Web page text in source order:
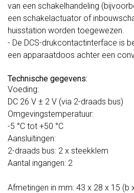
van een schakelhandeling
een schakelactuator of
huisstation worden toegewezen.
- De DCS-drukcontactinterface is
een apparaatdoos achter een
Technische gegevens:
Voeding:
DC 26 V ± 2 V (via 2-draads bus)
Omgevingstemperatuur:
-5 °C tot +50 °C
Aansluitingen:
2-draads bus: 2 x steekklem
Aantal ingangen: 2
Afmetingen in mm: 43 x 28 x 15 (b